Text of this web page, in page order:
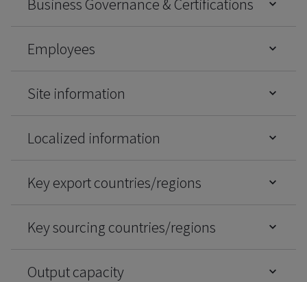
Employees
Site information
Localized information
Key export countries/regions
Key sourcing countries/regions
Output capacity